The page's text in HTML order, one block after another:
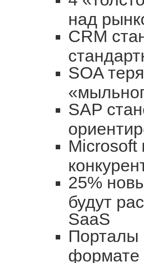
над
CRM
SOA
SAP
Microsoft
25%
будут
SaaS
Порталы
формате